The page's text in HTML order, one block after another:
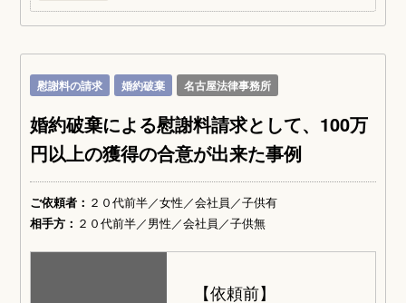
慰謝料の請求 婚約破棄 名古屋法律事務所
婚約破棄による慰謝料請求として、100万
円以上の獲得の合意が出来た事例
ご依頼者： ２０代前半／女性／会社員／子供有
相手方： ２０代前半／男性／会社員／子供無
【依頼前】